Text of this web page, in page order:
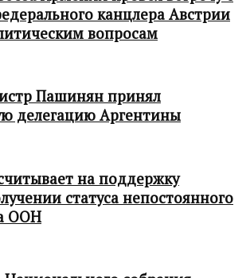
канцлера Австрии
вопросам
Пашинян принял
делегацию Аргентины
на поддержку
статуса непостоянного
ООН